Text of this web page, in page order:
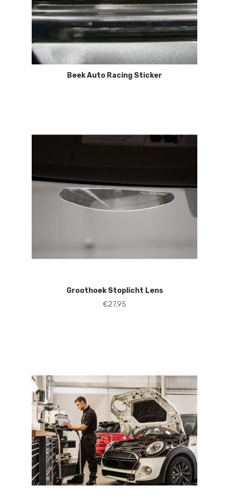
Beek Auto Racing Sticker
Groothoek Stoplicht Lens
€27,95